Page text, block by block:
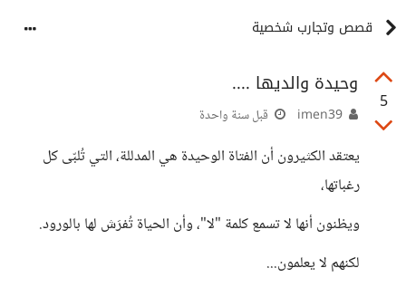
قصص وتجارب شخصية
5
وحيدة والديها ....
قبل سنة واحدة
يعتقد الكثيرون أن الفتاة الوحيدة هي المدللة، التي تُلبّى كل
رغباتها،
ويظنون أنها لا تسمع كلمة "لا"، وأن الحياة تُفرَش لها بالورود.
لكنهم لا يعلمون...